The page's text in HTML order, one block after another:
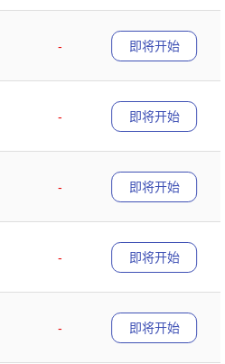
-
即将开始
-
即将开始
-
即将开始
-
即将开始
-
即将开始